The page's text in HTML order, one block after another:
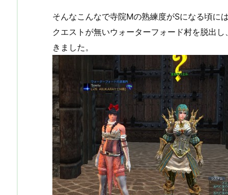
そんなこんなで寺院Mの熟練度がSになる頃に
クエストが無いウォーターフォード村を脱出
きました。